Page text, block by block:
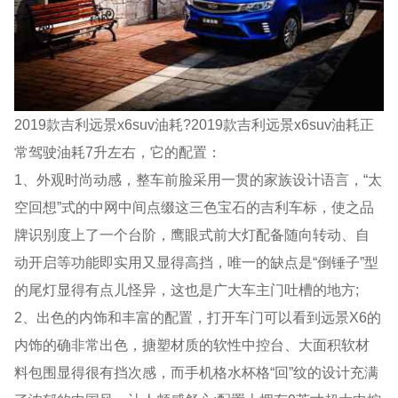
2019款吉利远景x6suv油耗?2019款吉利远景x6suv油耗正
常驾驶油耗7升左右，它的配置：
1、外观时尚动感，整车前脸采用一贯的家族设计语言，“太
空回想”式的中网中间点缀这三色宝石的吉利车标，使之品
牌识别度上了一个台阶，鹰眼式前大灯配备随向转动、自
动开启等功能即实用又显得高挡，唯一的缺点是“倒锤子”型
的尾灯显得有点儿怪异，这也是广大车主门吐槽的地方;
2、出色的内饰和丰富的配置，打开车门可以看到远景X6的
内饰的确非常出色，搪塑材质的软性中控台、大面积软材
料包围显得很有挡次感，而手机格水杯格“回”纹的设计充满